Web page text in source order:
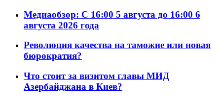
Медиаобзор: С 16:00 5 августа до 16:00 6
августа 2026 года
Революция качества на таможне или новая
бюрократия?
Что стоит за визитом главы МИД
Азербайджана в Киев?